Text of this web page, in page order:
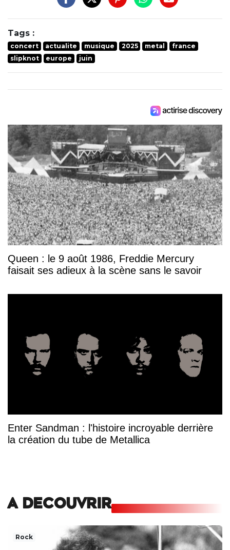
Tags :
concert actualite musique 2025 metal
france
slipknot
europe juin
Queen : le 9 août 1986, Freddie Mercury
faisait ses adieux à la scène sans le savoir
Enter Sandman : l'histoire incroyable derrière
la création du tube de Metallica
A DECOUVRIR
Rock